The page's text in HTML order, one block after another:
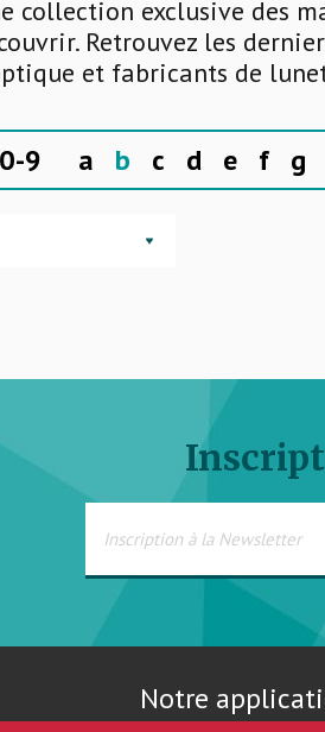
collection exclusive des
Retrouvez les
et fabricants de
0-9 a b c d e f g
Notre